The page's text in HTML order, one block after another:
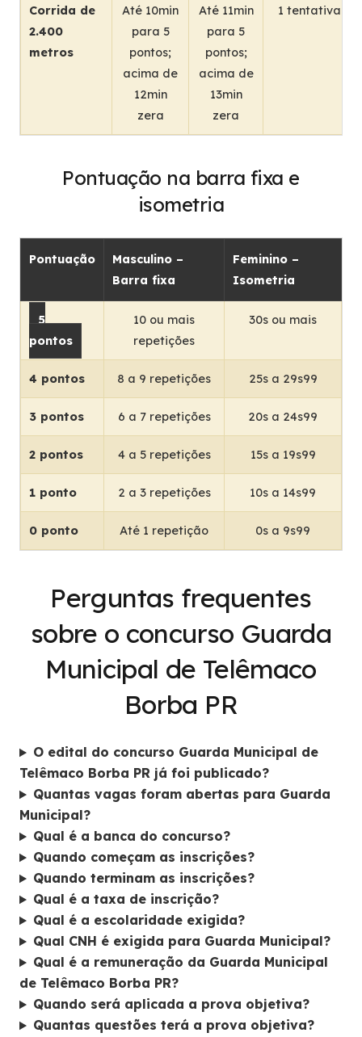
Corrida de
2.400
metros
Até 10min
para 5
pontos;
acima de
12min
zera
Até 11min
para 5
pontos;
acima de
13min
zera
1 tentativa
Pontuação na barra fixa e
isometria
Pontuação
Masculino –
Barra fixa
Feminino –
Isometria
5
pontos
10 ou mais
repetições
30s ou mais
4 pontos 8 a 9 repetições 25s a 29s99
3 pontos 6 a 7 repetições 20s a 24s99
2 pontos 4 a 5 repetições 15s a 19s99
1 ponto 2 a 3 repetições 10s a 14s99
0 ponto Até 1 repetição 0s a 9s99
Perguntas frequentes
sobre o concurso Guarda
Municipal de Telêmaco
Borba PR
O edital do concurso Guarda Municipal de
Telêmaco Borba PR já foi publicado?
Quantas vagas foram abertas para Guarda
Municipal?
Qual é a banca do concurso?
Quando começam as inscrições?
Quando terminam as inscrições?
Qual é a taxa de inscrição?
Qual é a escolaridade exigida?
Qual CNH é exigida para Guarda Municipal?
Qual é a remuneração da Guarda Municipal
de Telêmaco Borba PR?
Quando será aplicada a prova objetiva?
Quantas questões terá a prova objetiva?